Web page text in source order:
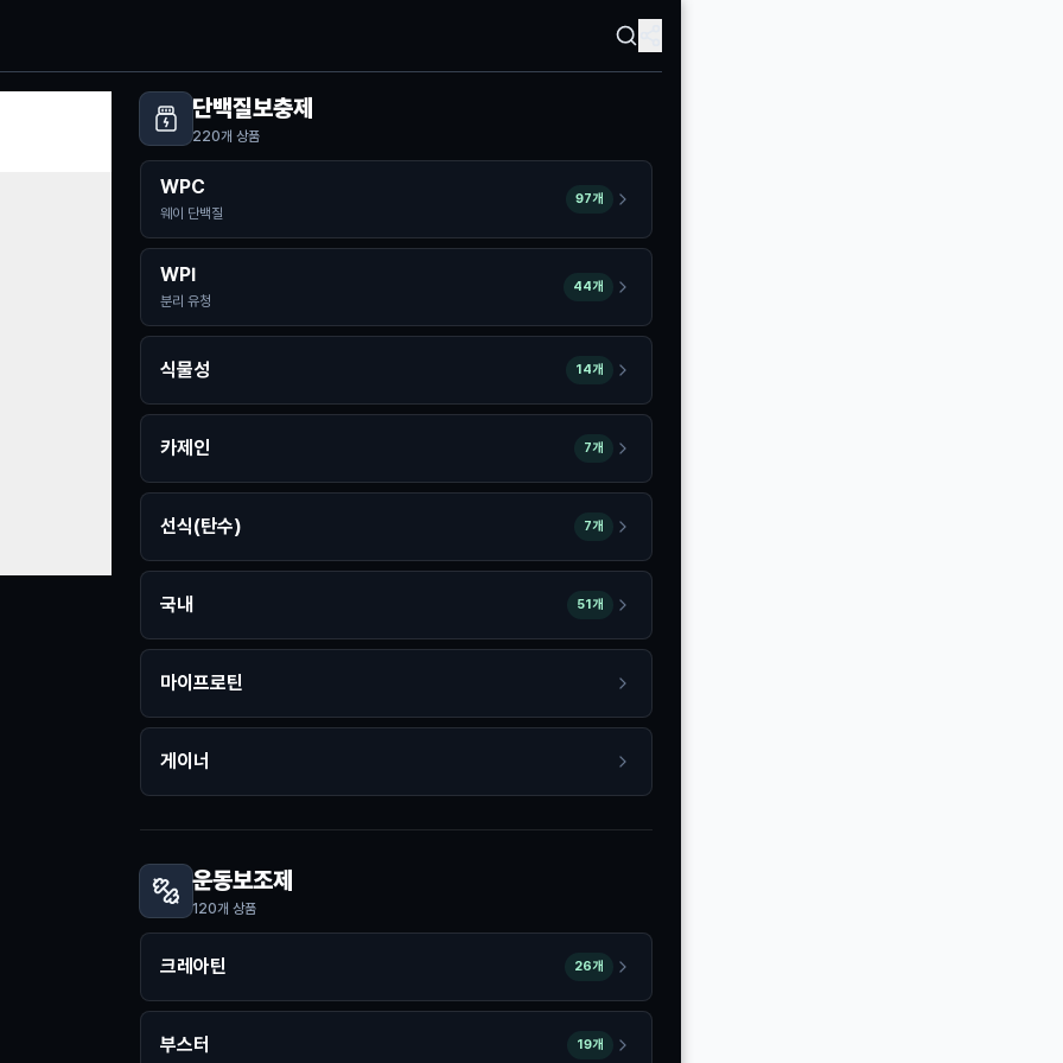
단백질보충제
220개 상품
WPC
웨이 단백질
97개
WPI
분리 유청
44개
식물성 14개
카제인 7개
선식(탄수) 7개
국내 51개
마이프로틴
게이너
운동보조제
120개 상품
크레아틴 26개
부스터 19개